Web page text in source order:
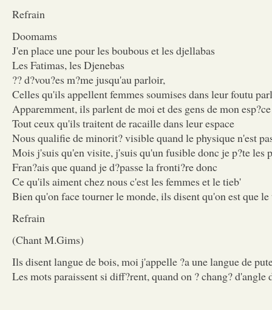
Refrain
Doomams
J'en place une pour les boubous et les djellabas
Les Fatimas, les Djenebas
?? d?vou?es m?me jusqu'au parloir,
Celles qu'ils appellent femmes soumises dans leur foutu
Apparemment, ils parlent de moi et des gens de mon esp?ce
Tout ceux qu'ils traitent de racaille dans leur espace
Nous qualifie de minorit? visible quand le physique n'est
Mois j'suis qu'en visite, j'suis qu'un fusible donc je p?te les
Fran?ais que quand je d?passe la fronti?re donc
Ce qu'ils aiment chez nous c'est les femmes et le tieb'
Bien qu'on face tourner le monde, ils disent qu'on est que le
Refrain
(Chant M.Gims)
Ils disent langue de bois, moi j'appelle ?a une langue de
Les mots paraissent si diff?rent, quand on ? chang? d'angle